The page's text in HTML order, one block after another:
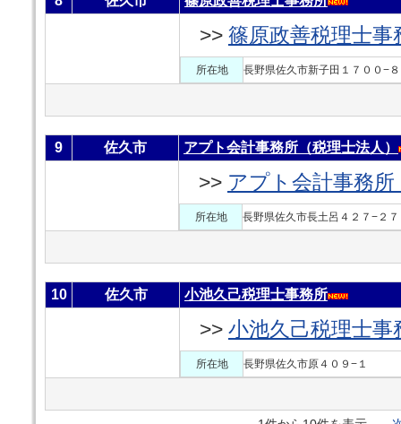
>> 篠原政善税理士事
所在地 長野県佐久市新子田１７００−
9 佐久市 アプト会計事務所（税理士法人）
>> アプト会計事務
所在地 長野県佐久市長土呂４２７−２７
10 佐久市 小池久己税理士事務所
>> 小池久己税理士事
所在地 長野県佐久市原４０９−１